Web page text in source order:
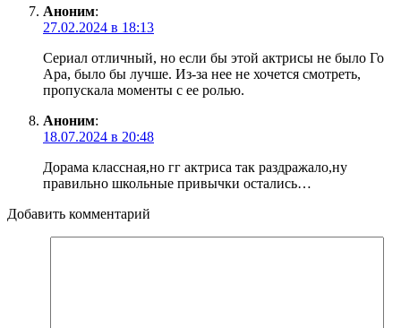
Аноним:
27.02.2024 в 18:13
Сериал отличный, но если бы этой актрисы не было Го
Ара, было бы лучше. Из-за нее не хочется смотреть,
пропускала моменты с ее ролью.
Аноним:
18.07.2024 в 20:48
Дорама классная,но гг актриса так раздражало,ну
правильно школьные привычки остались…
Добавить комментарий